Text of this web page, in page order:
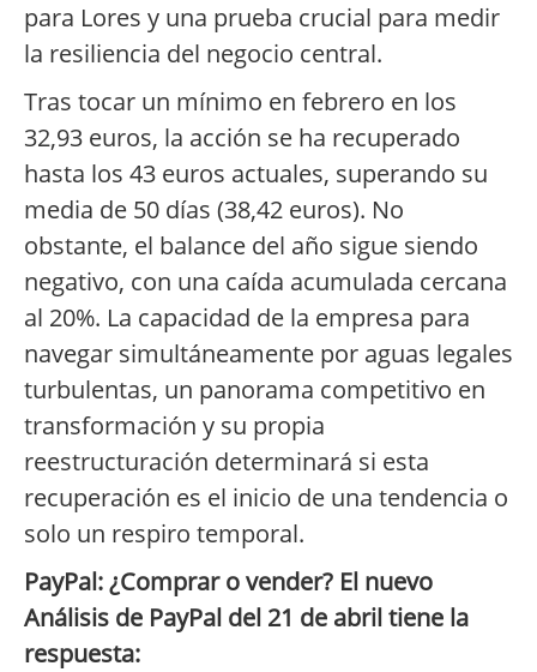
para Lores y una prueba crucial para medir
la resiliencia del negocio central.
Tras tocar un mínimo en febrero en los
32,93 euros, la acción se ha recuperado
hasta los 43 euros actuales, superando su
media de 50 días (38,42 euros). No
obstante, el balance del año sigue siendo
negativo, con una caída acumulada cercana
al 20%. La capacidad de la empresa para
navegar simultáneamente por aguas legales
turbulentas, un panorama competitivo en
transformación y su propia
reestructuración determinará si esta
recuperación es el inicio de una tendencia o
solo un respiro temporal.
PayPal: ¿Comprar o vender? El nuevo
Análisis de PayPal del 21 de abril tiene la
respuesta: